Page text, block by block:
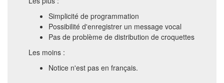
Simplicité de programmation
Possibilité d'enregistrer un message vocal
Pas de problème de distribution de croquettes
Les moins :
Notice n'est pas en français.